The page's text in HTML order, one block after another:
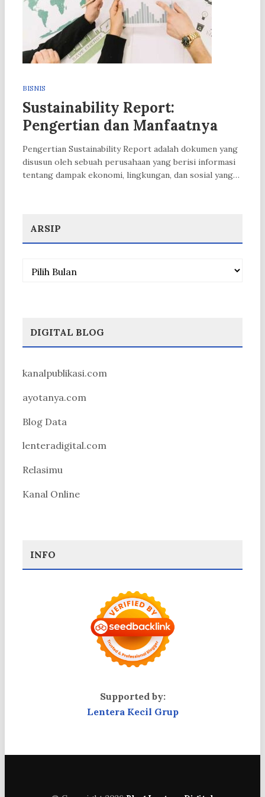
BISNIS
Sustainability Report:
Pengertian dan Manfaatnya
Pengertian Sustainability Report adalah dokumen yang
disusun oleh sebuah perusahaan yang berisi informasi
tentang dampak ekonomi, lingkungan, dan sosial yang…
ARSIP
Arsip
DIGITAL BLOG
kanalpublikasi.com
ayotanya.com
Blog Data
lenteradigital.com
Relasimu
Kanal Online
INFO
Supported by:
Lentera Kecil Grup